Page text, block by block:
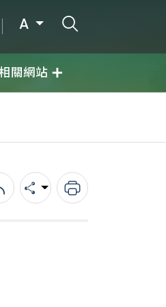
A
關網站
回上一頁分享 列印